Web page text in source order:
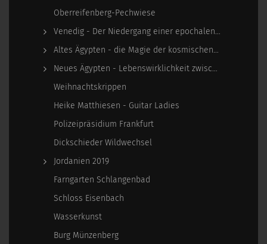
Oberreifenberg-Pechwiese
Venedig - Der Niedergang einer epochalen Macht
Altes Ägypten - die Magie der kosmischen…
Neues Ägypten - Lebenswirklichkeit zwischen…
Weihnachtskrippen
Heike Matthiesen - Guitar Ladies
Polizeipräsidium Frankfurt
Dickschieder Wildwechsel
Jordanien 2019
Farngarten Schlangenbad
Schloss Eisenbach
Wasserkunst
Burg Münzenberg